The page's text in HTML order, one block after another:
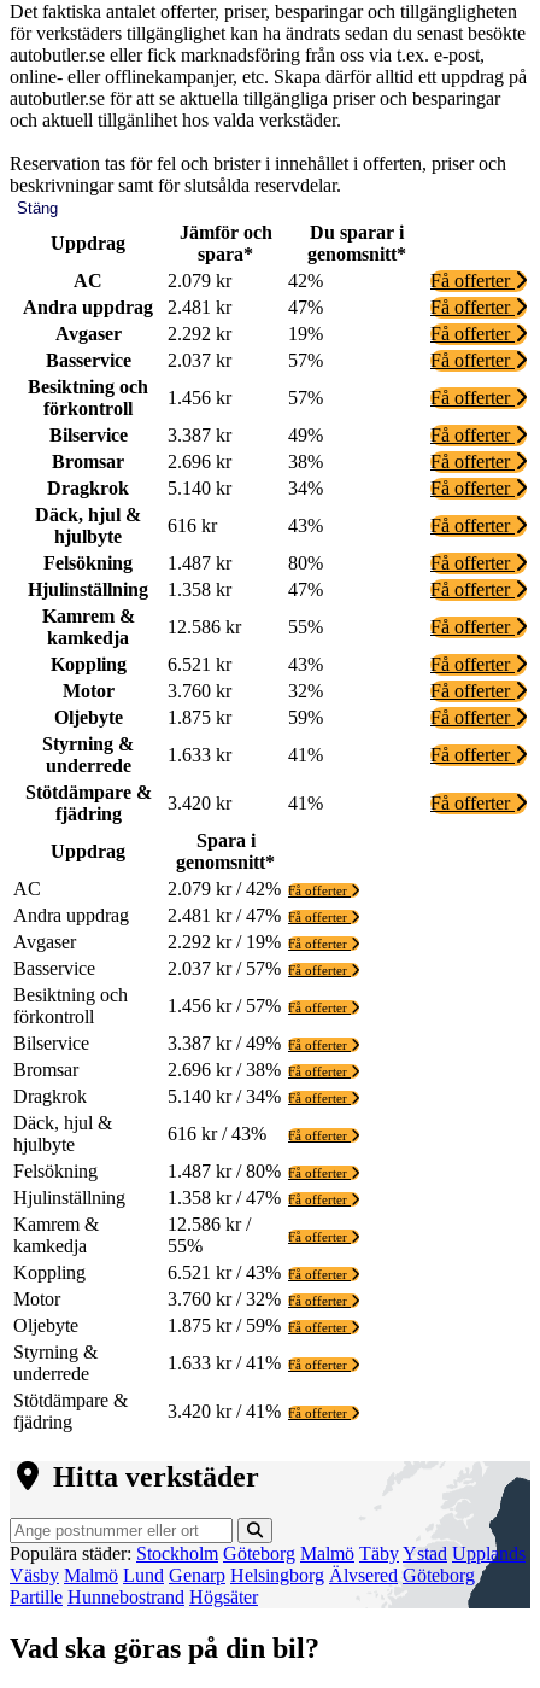
Det faktiska antalet offerter, priser, besparingar och tillgängligheten
för verkstäders tillgänglighet kan ha ändrats sedan du senast besökte
autobutler.se eller fick marknadsföring från oss via t.ex. e-post,
online- eller offlinekampanjer, etc. Skapa därför alltid ett uppdrag på
autobutler.se för att se aktuella tillgängliga priser och besparingar
och aktuell tillgänlihet hos valda verkstäder.
Reservation tas för fel och brister i innehållet i offerten, priser och
beskrivningar samt för slutsålda reservdelar.
Stäng
Uppdrag
Jämför och
spara*
Du sparar i
genomsnitt*
AC
2.079 kr 42%
Få offerter
Andra uppdrag
2.481 kr 47%
Få offerter
Avgaser
2.292 kr 19%
Få offerter
Basservice
2.037 kr 57%
Få offerter
Besiktning och
förkontroll
1.456 kr 57%
Få offerter
Bilservice
3.387 kr 49%
Få offerter
Bromsar
2.696 kr 38%
Få offerter
Dragkrok
5.140 kr 34%
Få offerter
Däck, hjul &
hjulbyte
616 kr 43%
Få offerter
Felsökning
1.487 kr 80%
Få offerter
Hjulinställning
1.358 kr 47%
Få offerter
Kamrem &
kamkedja
12.586 kr 55%
Få offerter
Koppling
6.521 kr 43%
Få offerter
Motor
3.760 kr 32%
Få offerter
Oljebyte
1.875 kr 59%
Få offerter
Styrning &
underrede
1.633 kr 41%
Få offerter
Stötdämpare &
fjädring
3.420 kr 41% Få offerter
Uppdrag
Spara i
genomsnitt*
AC
2.079 kr / 42% Få offerter
Andra uppdrag 2.481 kr / 47% Få offerter
Avgaser 2.292 kr / 19% Få offerter
Basservice 2.037 kr / 57% Få offerter
Besiktning och
förkontroll
1.456 kr / 57% Få offerter
Bilservice 3.387 kr / 49% Få offerter
Bromsar 2.696 kr / 38% Få offerter
Dragkrok 5.140 kr / 34% Få offerter
Däck, hjul &
hjulbyte
616 kr / 43% Få offerter
Felsökning 1.487 kr / 80% Få offerter
Hjulinställning 1.358 kr / 47% Få offerter
Kamrem &
kamkedja
12.586 kr /
55%
Få offerter
Koppling 6.521 kr / 43% Få offerter
Motor 3.760 kr / 32% Få offerter
Oljebyte 1.875 kr / 59% Få offerter
Styrning &
underrede
1.633 kr / 41% Få offerter
Stötdämpare &
fjädring
3.420 kr / 41% Få offerter
Hitta verkstäder
Populära städer: Stockholm Göteborg Malmö TäbyYstad Upplands
Väsby Malmö Lund Genarp Helsingborg Älvsered Göteborg
Partille Hunnebostrand Högsäter
Vad ska göras på din bil?